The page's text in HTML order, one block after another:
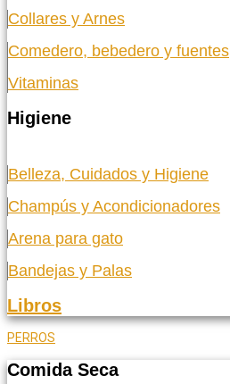
Collares y Arnes
Comedero, bebedero y fuentes
Vitaminas
Higiene
Belleza, Cuidados y Higiene
Champús y Acondicionadores
Arena para gato
Bandejas y Palas
Libros
PERROS
Comida Seca